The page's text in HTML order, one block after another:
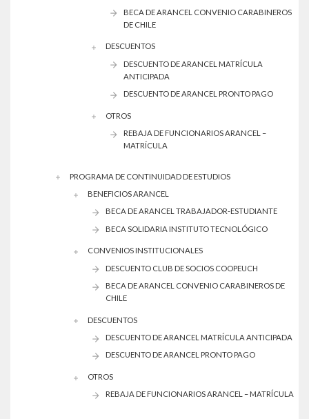
BECA DE ARANCEL CONVENIO CARABINEROS
DE CHILE
DESCUENTOS
DESCUENTO DE ARANCEL MATRÍCULA
ANTICIPADA
DESCUENTO DE ARANCEL PRONTO PAGO
OTROS
REBAJA DE FUNCIONARIOS ARANCEL –
MATRÍCULA
PROGRAMA DE CONTINUIDAD DE ESTUDIOS
BENEFICIOS ARANCEL
BECA DE ARANCEL TRABAJADOR-ESTUDIANTE
BECA SOLIDARIA INSTITUTO TECNOLÓGICO
CONVENIOS INSTITUCIONALES
DESCUENTO CLUB DE SOCIOS COOPEUCH
BECA DE ARANCEL CONVENIO CARABINEROS DE
CHILE
DESCUENTOS
DESCUENTO DE ARANCEL MATRÍCULA ANTICIPADA
DESCUENTO DE ARANCEL PRONTO PAGO
OTROS
REBAJA DE FUNCIONARIOS ARANCEL – MATRÍCULA